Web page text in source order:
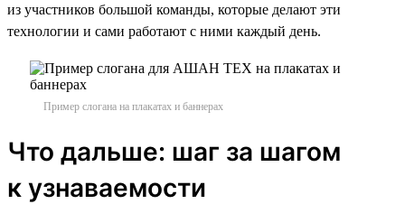
из участников большой команды, которые делают эти
технологии и сами работают с ними каждый день.
Пример слогана на плакатах и баннерах
Что дальше: шаг за шагом
к узнаваемости